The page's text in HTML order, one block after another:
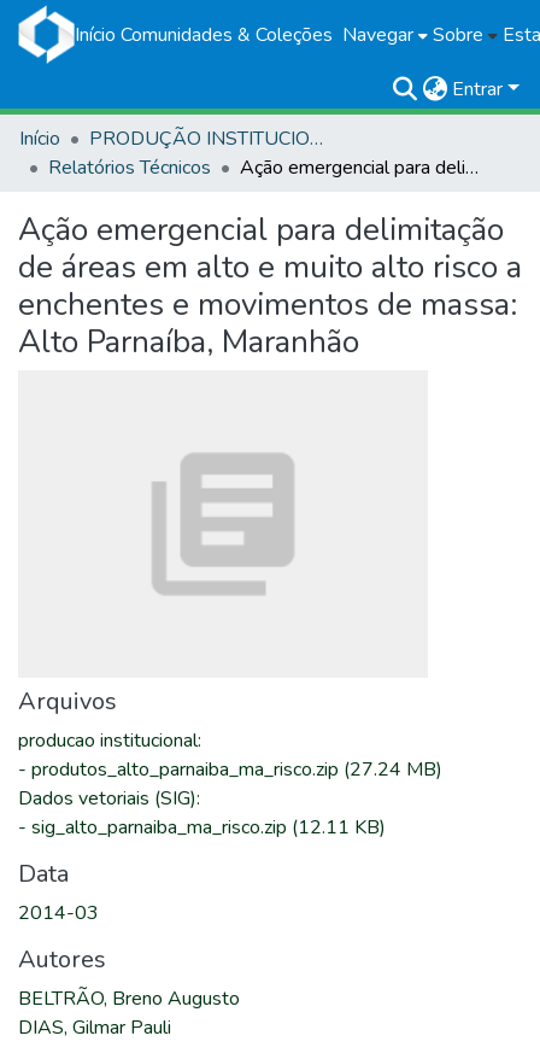
Início Comunidades & Coleções Navegar Sobre
Entrar
Início
PRODUÇÃO INSTITUCIONAL
Relatórios Técnicos
Ação emergencial para delimitação de áreas em alto e muito alto risco a enchentes e movimentos de massa: Alto Parnaíba, Maranhão
Ação emergencial para delimitação
de áreas em alto e muito alto risco a
enchentes e movimentos de massa:
Alto Parnaíba, Maranhão
Arquivos
producao institucional:
- produtos_alto_parnaiba_ma_risco.zip (27.24 MB)
Dados vetoriais (SIG):
- sig_alto_parnaiba_ma_risco.zip (12.11 KB)
Data
2014-03
Autores
BELTRÃO, Breno Augusto
DIAS, Gilmar Pauli